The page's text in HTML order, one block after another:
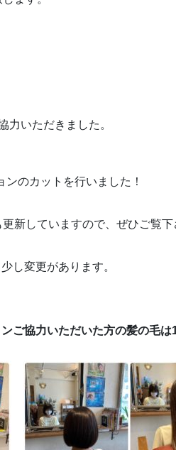
力いただきました。
のカットを行いました！
更新していますので、ぜひご覧下
し変更があります。
ご協力いただいた方の髪の毛は